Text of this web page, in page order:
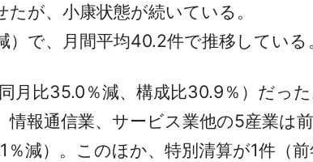
が、小康状態が続いている。
で、月間平均40.2件で推移している
比35.0％減、構成比30.9％）だっ
報通信業、サービス業他の5産業は
減）。このほか、特別清算が1件（